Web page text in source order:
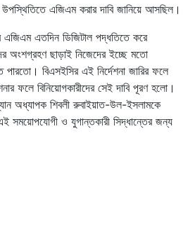
উপস্থিতিতে এজিএম করার দাবি জানিয়ে আসছিল।
এজিএম এতদিন ডিজিটাল পদ্ধতিতে করে
অংশগ্রহণ ছাড়াই নিজেদের ইচ্ছে মতো
বিএসইসির এই নির্দেশনা জারির ফলে
ফলে বিনিয়োগকারীদের সেই দাবি পূরণ হলো।
অধ্যাপক শিবলী রুবাইয়াত-উল-ইসলামকে
সময়োপযোগী ও যুগান্তকারী সিদ্ধান্তের জন্য